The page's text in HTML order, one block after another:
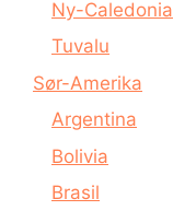
Ny-Caledonia
Tuvalu
Sør-Amerika
Argentina
Bolivia
Brasil